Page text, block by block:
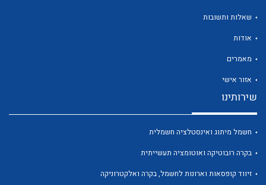
לכל מוצרי היצרן לכל מוצרי היצרן
שאלות ותשובות
אודות
מאמרים
אזור אישי
שירותינו
חשמל מיתוג ואינסטלציה חשמלית
בקרה רובוטיקה ואוטומציה תעשייתית
זיווד קופסאות וארונות לחשמל, בקרה ואלקטרוניקה